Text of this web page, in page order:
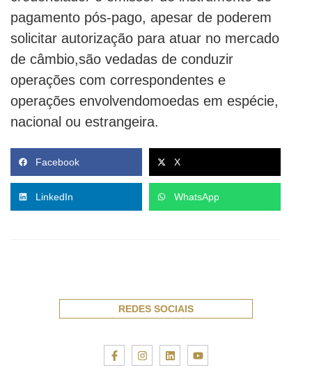
pagamento pós-pago, apesar de poderem
solicitar autorização para atuar no mercado
de câmbio,são vedadas de conduzir
operações com correspondentes e
operações envolvendomoedas em espécie,
nacional ou estrangeira.
Facebook X
LinkedIn WhatsApp
REDES SOCIAIS